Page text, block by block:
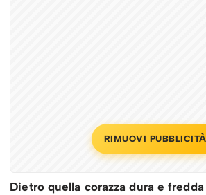
RIMUOVI PUBBLICITÀ
Dietro quella corazza dura e